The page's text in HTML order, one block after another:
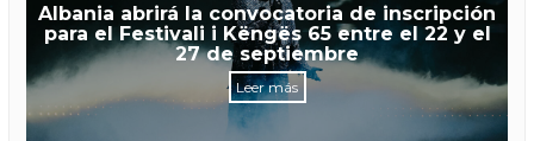
Albania abrirá la convocatoria de inscripción
para el Festivali i Këngës 65 entre el 22 y el
27 de septiembre
Leer más